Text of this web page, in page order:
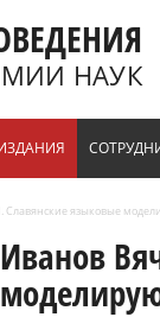
НАУК
Славянские языковые
Иванов